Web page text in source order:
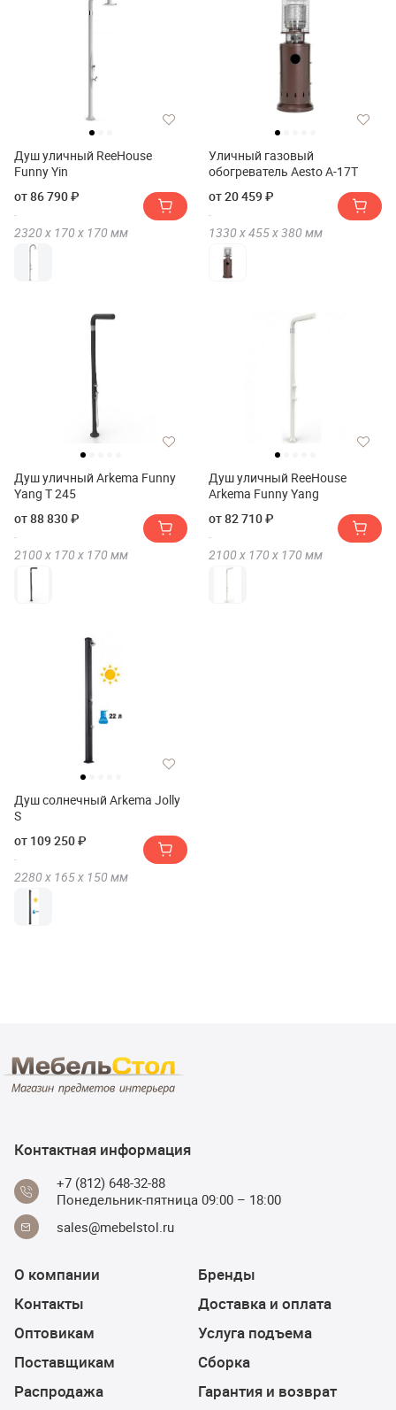
Душ уличный ReeHouse
Funny Yin
от 86 790 ₽
2320 х 170 х 170 мм
Уличный газовый
обогреватель Aesto A-17T
от 20 459 ₽
1330 х455 х380 мм
Душ уличный Arkema Funny
Yang T 245
от 88 830 ₽
2100 х 170 х 170 мм
Душ уличный ReeHouse
Arkema Funny Yang
от 82 710 ₽
2100 х 170 х 170 мм
Душ солнечный Arkema Jolly
S
от 109 250 ₽
2280 х 165 х 150 мм
Контактная информация
+7 (812) 648-32-88
Понедельник-пятница 09:00 – 18:00
sales@mebelstol.ru
О компании
Контакты
Оптовикам
Поставщикам
Распродажа
Бренды
Доставка и оплата
Услуга подъема
Сборка
Гарантия и возврат